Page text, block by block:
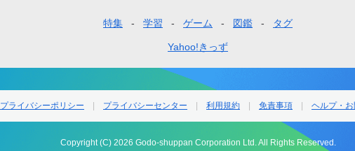
特集 学習 ゲーム 図鑑 タグ
Yahoo!きっず
プライバシーポリシー プライバシーセンター 利用規約 免責事項 ヘルプ・
Copyright (C) 2026 Godo-shuppan Corporation Ltd. All Rights Reserved.